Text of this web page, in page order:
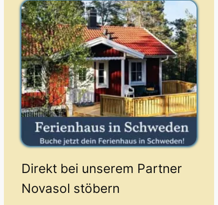
Direkt bei unserem Partner
Novasol stöbern